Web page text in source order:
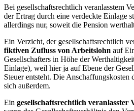
Bei gesellschaftsrechtlich veranlasstem
der Ertrag durch eine verdeckte Einlage
allerdings nur, soweit die Pension
Ein Verzicht, der gesellschaftsrechtlich
fiktiven Zufluss von Arbeitslohn auf
Gesellschafters in Höhe der
Einlage), weil hier ja auf Ebene der
Steuer entsteht. Die Anschaffungskosten
sich außerdem.
Ein gesellschaftsrechtlich veranlasster